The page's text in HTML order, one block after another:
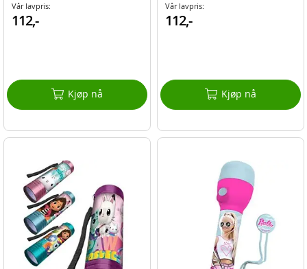
Vår lavpris:
112,-
Kjøp nå
Vår lavpris:
112,-
Kjøp nå